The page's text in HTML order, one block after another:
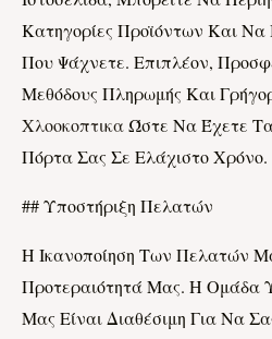
Κατηγορίες Προϊόντων Και Να
Που Ψάχνετε. Επιπλέον,
Μεθόδους Πληρωμής Και
ΧλοοκοπτικαΏστε Να Έχετε
Πόρτα Σας Σε Ελάχιστο Χρόνο.
## Υποστήριξη Πελατών
Η Ικανοποίηση Των Πελατών
Προτεραιότητά Μας. Η Ομάδα
Μας Είναι Διαθέσιμη Για Να